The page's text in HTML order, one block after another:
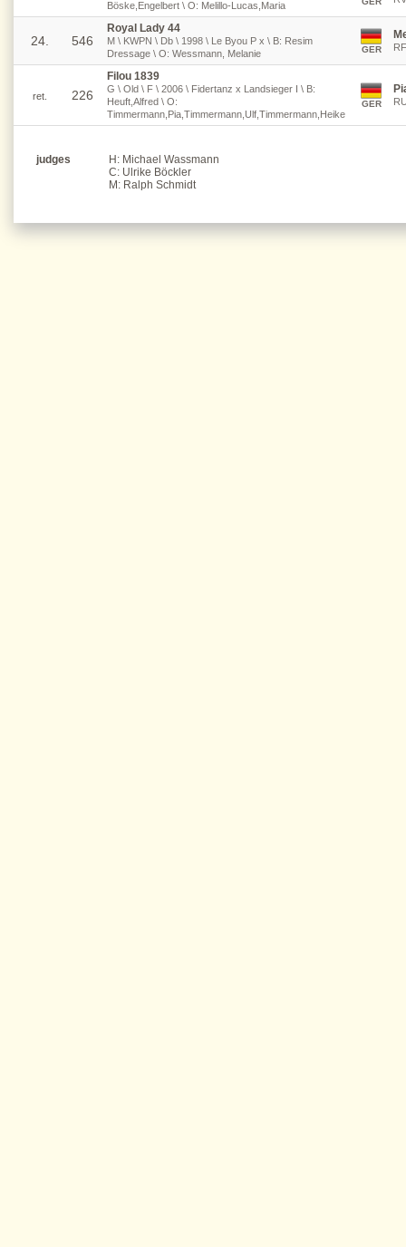
Böske,Engelbert \ O: Melillo-Lucas,Maria
24. 546
Royal Lady 44
M \ KWPN \ Db \ 1998 \ Le Byou P x \ B: Resim
Dressage \ O: Wessmann, Melanie
GER
ret. 226
Filou 1839
G \ Old \ F \ 2006 \ Fidertanz x Landsieger I \ B:
Heuft,Alfred \ O:
Timmermann,Pia,Timmermann,Ulf,Timmermann,Heike
GER
judges
H: Michael Wassmann
C: Ulrike Böckler
M: Ralph Schmidt